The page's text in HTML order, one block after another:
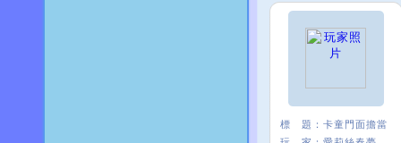
標 題： 卡童門面擔當